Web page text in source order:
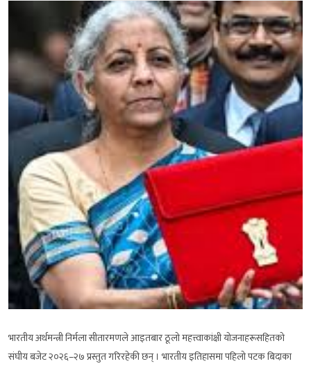
भारतीय अर्थमन्त्री निर्मला सीतारमणले आइतबार ठूलो महत्त्वाकांक्षी योजनाहरूसहितको
संघीय बजेट २०२६–२७ प्रस्तुत गरिरहेकी छन् । भारतीय इतिहासमा पहिलो पटक बिदाका